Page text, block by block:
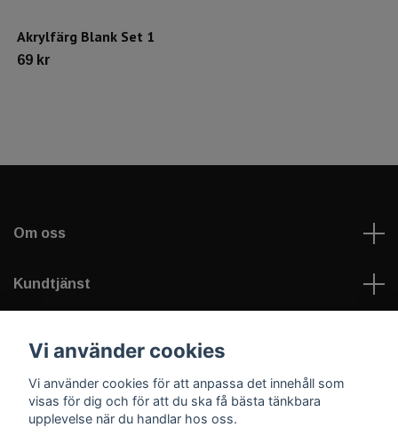
Akrylfärg Blank Set 1
69 kr
Om oss
Kundtjänst
Sociala medier
Vi använder cookies
Vi använder cookies för att anpassa det innehåll som
visas för dig och för att du ska få bästa tänkbara
upplevelse när du handlar hos oss.